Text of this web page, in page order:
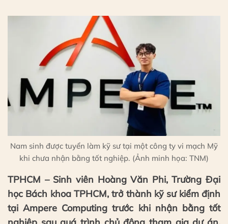
Nam sinh được tuyển làm kỹ sư tại một công ty vi mạch Mỹ
khi chưa nhận bằng tốt nghiệp. (Ảnh minh họa: TNM)
TPHCM – Sinh viên Hoàng Văn Phi, Trường Đại
học Bách khoa TPHCM, trở thành kỹ sư kiểm định
tại Ampere Computing trước khi nhận bằng tốt